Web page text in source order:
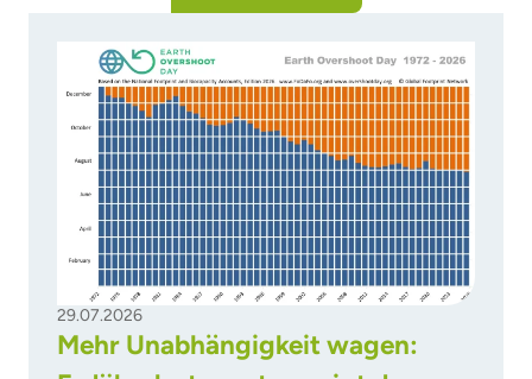
29.07.2026
Mehr Unabhängigkeit wagen: